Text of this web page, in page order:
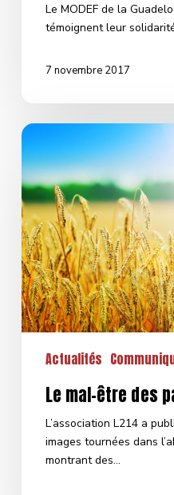
Le MODEF de la
témoignent leur
7 novembre 2017
Le
mal-
être
des
paysans
Actualités
Le mal-être des
L’association L214 a
images tournées dans
montrant des…